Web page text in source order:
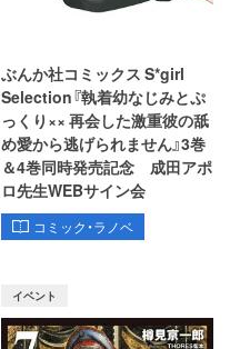
ぶんか社コミックス S*girl
Selection『執着幼なじみとぷ
っくり×× 再会した激重彼の舐
め愛から逃げられません』3巻
＆4巻同時発売記念 成田アポ
ロ先生WEBサイン会
コミック・ラノベ
イベント